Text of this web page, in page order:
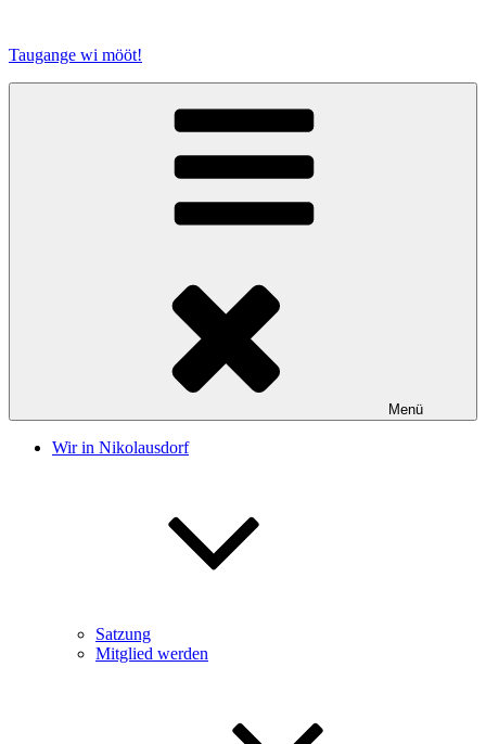
springen
Taugange wi mööt!
Menü
Wir in Nikolausdorf
Satzung
Mitglied werden